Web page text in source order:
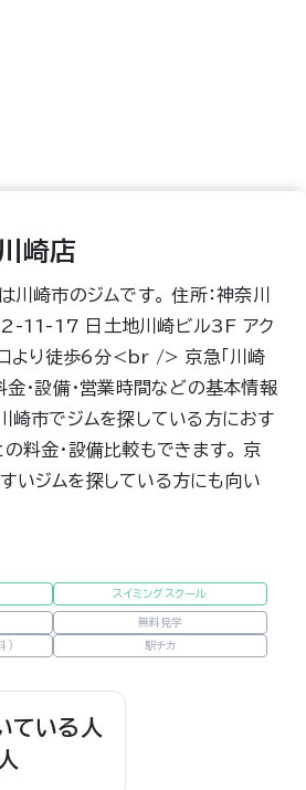
崎店
川崎市のジムです。 住所：神奈川
2-11-17 日土地川崎ビル3F アク
口より徒歩6分<br /> 京急「川崎
・設備・営業時間などの基本情報
崎市でジムを探している方におす
料金・設備比較もできます。 京
いジムを探している方にも向い
スイミングスクール
無料見学
） 駅チカ
ている人